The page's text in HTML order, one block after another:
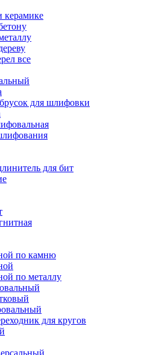
керамике
все
для шлифовки
для бит
по камню
по металлу
для кругов